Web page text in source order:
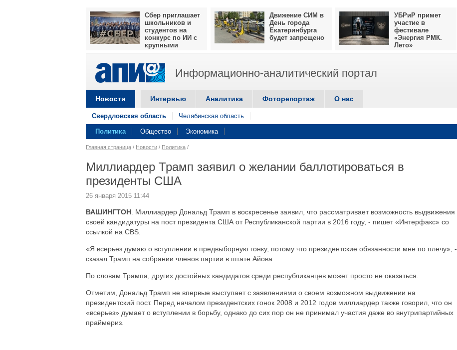
Сбер приглашает
школьников и
студентов на
конкурс по ИИ с
крупными
Движение СИМ в
День города
Екатеринбурга
будет запрещено
УБРиР примет
участие в
фестивале
«Энергия РМК.
Лето»
Информационно-аналитический портал
Новости Интервью Аналитика Фоторепортаж О нас
Свердловская область Челябинская область
Политика Общество Экономика
Главная страница / Новости / Политика /
Миллиардер Трамп заявил о желании баллотироваться в
президенты США
26 января 2015 11:44
ВАШИНГТОН . Миллиардер Дональд Трамп в воскресенье заявил, что рассматривает возможность выдвижения
своей кандидатуры на пост президента США от Республиканской партии в 2016 году, - пишет «Интерфакс» со
ссылкой на CBS.
«Я всерьез думаю о вступлении в предвыборную гонку, потому что президентские обязанности мне по плечу», -
сказал Трамп на собрании членов партии в штате Айова.
По словам Трампа, других достойных кандидатов среди республиканцев может просто не оказаться.
Отметим, Дональд Трамп не впервые выступает с заявлениями о своем возможном выдвижении на
президентский пост. Перед началом президентских гонок 2008 и 2012 годов миллиардер также говорил, что он
«всерьез» думает о вступлении в борьбу, однако до сих пор он не принимал участия даже во внутрипартийных
праймериз.